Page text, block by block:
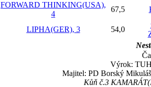
FORWARD THINKING(USA),
4
67,5
LIPHA(GER), 3 54,0
Výrok:
Majitel: PD Borský
Kůň č.3